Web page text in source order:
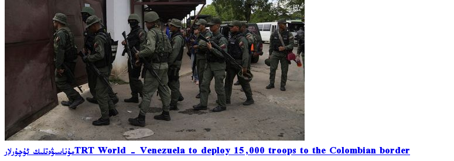
مۇناسىۋەتلىك ئۇچۇرلارTRT World - Venezuela to deploy 15,000 troops to the Colombian border